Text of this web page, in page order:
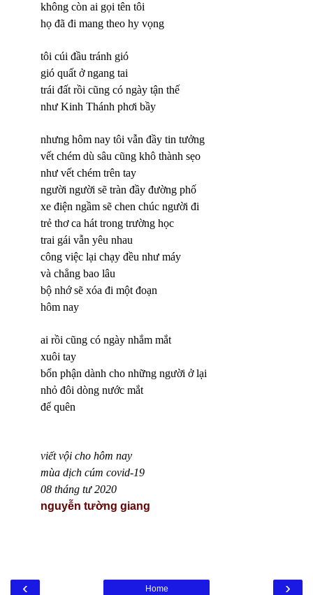
không còn ai gọi tên tôi
họ đã đi mang theo hy vọng
tôi cúi đầu tránh gió
gió quất ở ngang tai
trái đất rồi cũng có ngày tận thế
như Kinh Thánh phơi bầy
nhưng hôm nay tôi vẫn đầy tin tưởng
vết chém dù sâu cũng khô thành sẹo
như vết chém trên tay
người người sẽ tràn đầy đường phố
xe điện ngầm sẽ chen chúc người đi
trẻ thơ ca hát trong trường học
trai gái vẫn yêu nhau
công việc lại chạy đều như máy
và chẳng bao lâu
bộ nhớ sẽ xóa đi một đoạn
hôm nay
ai rồi cũng có ngày nhắm mắt
xuôi tay
bổn phận dành cho những người ở lại
nhỏ đôi dòng nước mắt
để quên
viết vội cho hôm nay
mùa dịch cúm covid-19
08 tháng tư 2020
nguyễn tường giang
‹ ›
Home